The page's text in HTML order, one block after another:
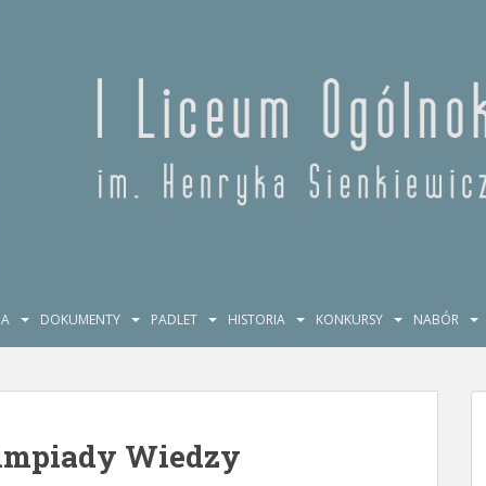
DOKUMENTY PADLET HISTORIA KONKURSY NABÓR
Wiedzy